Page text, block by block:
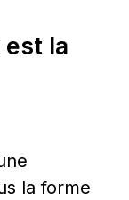
est la
la forme